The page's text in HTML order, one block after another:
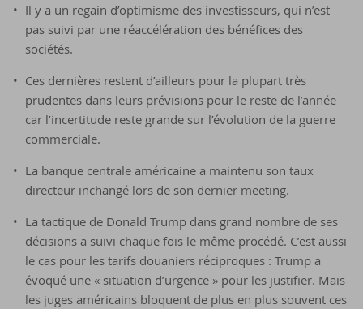
Il y a un regain d’optimisme des investisseurs, qui n’est
pas suivi par une réaccélération des bénéfices des
sociétés.
Ces dernières restent d’ailleurs pour la plupart très
prudentes dans leurs prévisions pour le reste de l’année
car l’incertitude reste grande sur l’évolution de la guerre
commerciale.
La banque centrale américaine a maintenu son taux
directeur inchangé lors de son dernier meeting.
La tactique de Donald Trump dans grand nombre de ses
décisions a suivi chaque fois le même procédé. C’est aussi
le cas pour les tarifs douaniers réciproques : Trump a
évoqué une « situation d’urgence » pour les justifier. Mais
les juges américains bloquent de plus en plus souvent ces